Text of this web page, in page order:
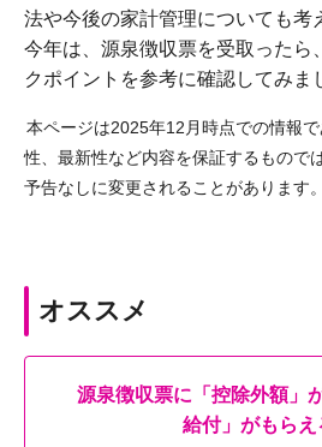
法や今後の家計管理についても考
今年は、源泉徴収票を受取ったら
クポイントを参考に確認してみま
本ページは2025年12月時点での情報
性、最新性など内容を保証するもので
予告なしに変更されることがあります。
オススメ
源泉徴収票に「控除外額」
給付」がもらえ